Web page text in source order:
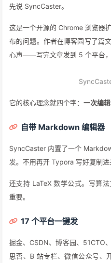
先说 SyncCaster。
这是一个开源的 Chrome 浏览器
布的问题。作者在博客园写了篇
心声——写完文章发到 5 个平台，
自带 Markdown 编辑器
SyncCaster 内置了一个